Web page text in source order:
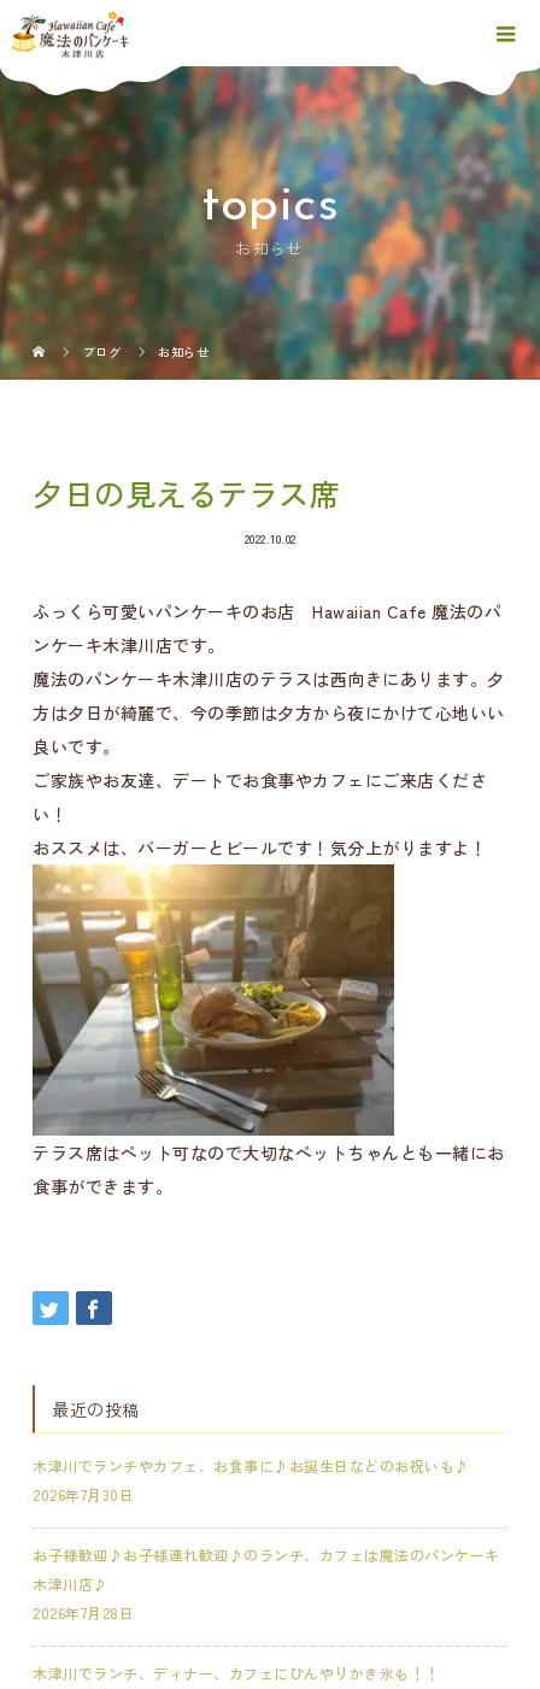
topics
お知らせ
ブログ お知らせ
夕日の見えるテラス席
2022.10.02
ふっくら可愛いパンケーキのお店 Hawaiian Cafe 魔法のパ
ンケーキ木津川店です。
魔法のパンケーキ木津川店のテラスは西向きにあります。夕
方は夕日が綺麗で、今の季節は夕方から夜にかけて心地いい
良いです。
ご家族やお友達、デートでお食事やカフェにご来店くださ
い！
おススメは、バーガーとビールです！気分上がりますよ！
テラス席はペット可なので大切なペットちゃんとも一緒にお
食事ができます。
最近の投稿
木津川でランチやカフェ、お食事に♪お誕生日などのお祝いも♪
2026年7月30日
お子様歓迎♪お子様連れ歓迎♪のランチ、カフェは魔法のパンケーキ
木津川店♪
2026年7月28日
木津川でランチ、ディナー、カフェにひんやりかき氷も！！